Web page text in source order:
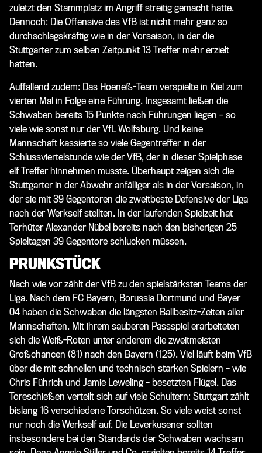
zuletzt den Stammplatz im Angriff streitig gemacht hatte.
Dennoch: Die Offensive des VfB ist nicht mehr ganz so
durchschlagskräftig wie in der Vorsaison, in der die
Stuttgarter zum selben Zeitpunkt 13 Treffer mehr erzielt
hatten.
Auffallend zudem: Das Hoeneß-Team verspielte in Kiel zum
vierten Mal in Folge eine Führung. Insgesamt ließen die
Schwaben bereits 15 Punkte nach Führungen liegen – so
viele wie sonst nur der VfL Wolfsburg. Und keine
Mannschaft kassierte so viele Gegentreffer in der
Schlussviertelstunde wie der VfB, der in dieser Spielphase
elf Treffer hinnehmen musste. Überhaupt zeigen sich die
Stuttgarter in der Abwehr anfälliger als in der Vorsaison, in
der sie mit 39 Gegentoren die zweitbeste Defensive der Liga
nach der Werkself stellten. In der laufenden Spielzeit hat
Torhüter Alexander Nübel bereits nach den bisherigen 25
Spieltagen 39 Gegentore schlucken müssen.
PRUNKSTÜCK
Nach wie vor zählt der VfB zu den spielstärksten Teams der
Liga. Nach dem FC Bayern, Borussia Dortmund und Bayer
04 haben die Schwaben die längsten Ballbesitz-Zeiten aller
Mannschaften. Mit ihrem sauberen Passspiel erarbeiteten
sich die Weiß-Roten unter anderem die zweitmeisten
Großchancen (81) nach den Bayern (125). Viel läuft beim VfB
über die mit schnellen und technisch starken Spielern – wie
Chris Führich und Jamie Leweling – besetzten Flügel. Das
Toreschießen verteilt sich auf viele Schultern: Stuttgart zählt
bislang 16 verschiedene Torschützen. So viele weist sonst
nur noch die Werkself auf. Die Leverkusener sollten
insbesondere bei den Standards der Schwaben wachsam